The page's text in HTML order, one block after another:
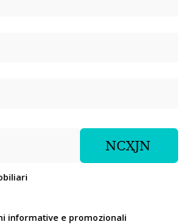
informative e promozionali